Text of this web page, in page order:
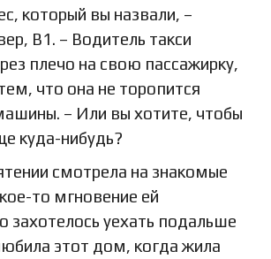
который вы назвали, –
В1. – Водитель такси
плечо на свою пассажирку,
что она не торопится
– Или вы хотите, чтобы
куда-нибудь?
смотрела на знакомые
то мгновение ей
захотелось уехать подальше
этот дом, когда жила